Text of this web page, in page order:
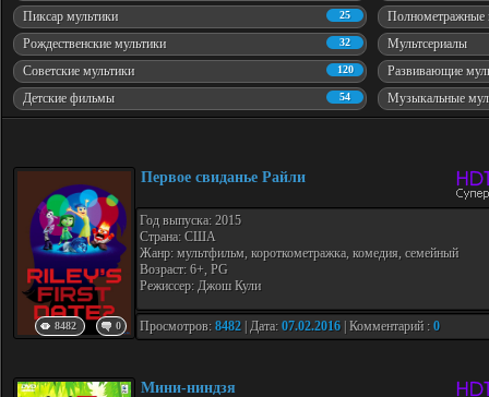
25
Пиксар мультики Полнометражные
32
Рождественские мультики Мультсериалы
120
Советские мультики Развивающие
54
Детские фильмы Музыкальные
8482 0
Первое свиданье Райли
Год выпуска: 2015
Страна: США
Жанр: мультфильм, короткометражка, комедия, семейный
Возраст: 6+, PG
Режиссер: Джош Кули
Просмотров: 8482 | Дата: 07.02.2016 | Комментарий : 0
Мини-ниндзя